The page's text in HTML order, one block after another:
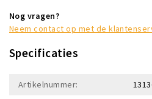
Nog vragen?
Neem contact op met de
Specificaties
Artikelnummer: